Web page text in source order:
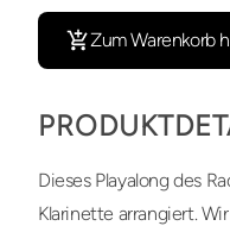
Zum Warenkorb
Dieses Playalong des
Klarinette arrangiert.